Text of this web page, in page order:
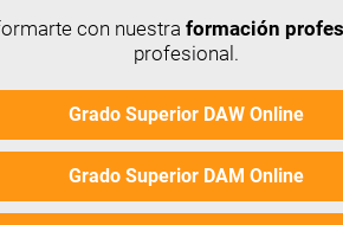
con nuestra formación
profesional.
Grado Superior DAW Online
Grado Superior DAM Online